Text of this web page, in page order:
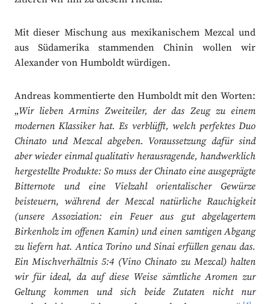
Mit dieser Mischung aus mexikanischem Mezcal und
aus Südamerika stammenden Chinin wollen wir
Alexander von Humboldt würdigen.
Andreas kommentierte den Humboldt mit den Worten:
„Wir lieben Armins Zweiteiler, der das Zeug zu einem
modernen Klassiker hat. Es verblüfft, welch perfektes Duo
Chinato und Mezcal abgeben. Voraussetzung dafür sind
aber wieder einmal qualitativ herausragende, handwerklich
hergestellte Produkte: So muss der Chinato eine ausgeprägte
Bitternote und eine Vielzahl orientalischer Gewürze
beisteuern, während der Mezcal natürliche Rauchigkeit
(unsere Assoziation: ein Feuer aus gut abgelagertem
Birkenholz im offenen Kamin) und einen samtigen Abgang
zu liefern hat. Antica Torino und Sinai erfüllen genau das.
Ein Mischverhältnis 5:4 (Vino Chinato zu Mezcal) halten
wir für ideal, da auf diese Weise sämtliche Aromen zur
Geltung kommen und sich beide Zutaten nicht nur